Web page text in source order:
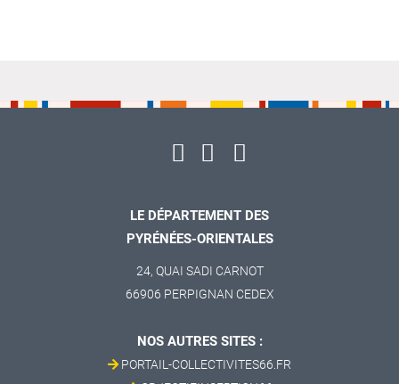
LE DÉPARTEMENT DES
PYRÉNÉES-ORIENTALES
24, QUAI SADI CARNOT
66906 PERPIGNAN CEDEX
NOS AUTRES SITES :
PORTAIL-COLLECTIVITES66.FR